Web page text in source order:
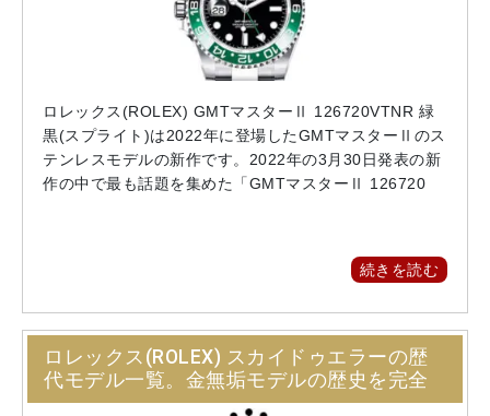
ロレックス(ROLEX) GMTマスターⅡ 126720VTNR 緑
黒(スプライト)は2022年に登場したGMTマスターⅡのス
テンレスモデルの新作です。2022年の3月30日発表の新
作の中で最も話題を集めた「GMTマスターⅡ 126720
続きを読む
ロレックス(ROLEX) スカイドゥエラーの歴
代モデル一覧。金無垢モデルの歴史を完全
網羅